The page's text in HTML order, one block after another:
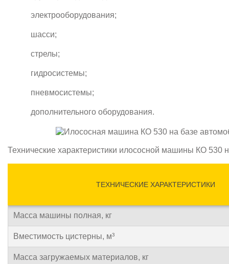
электрооборудования;
шасси;
стрелы;
гидросистемы;
пневмосистемы;
дополнительного оборудования.
Технические характеристики илососной машины КО 530
ТЕХНИЧЕСКИЕ ХАРАКТЕРИСТИКИ
Масса машины полная, кг
Вместимость цистерны, м³
Масса загружаемых материалов, кг